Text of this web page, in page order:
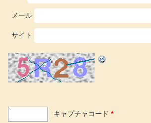
メール
サイト
キャプチャコード *